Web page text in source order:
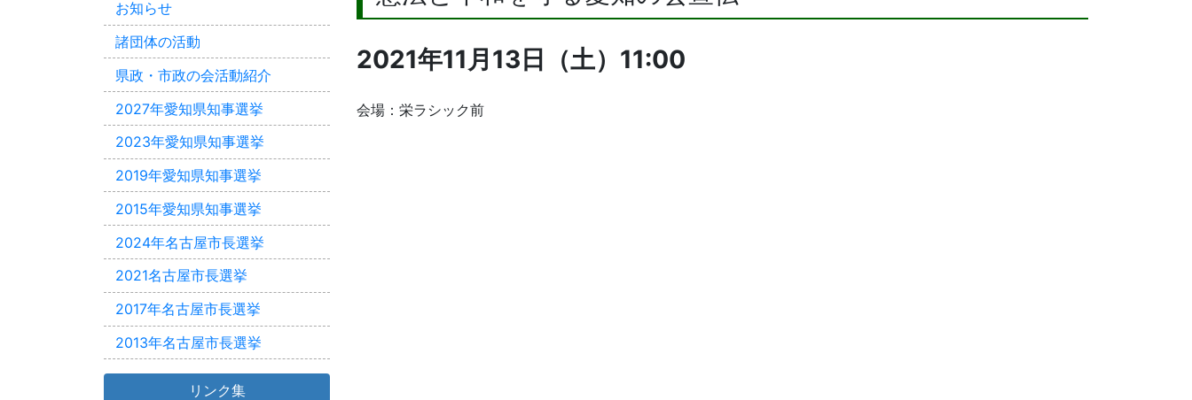
2021年11月13日（土） 11:00
会場：栄ラシック前
お知らせ
諸団体の活動
県政・市政の会活動紹介
2027年愛知県知事選挙
2023年愛知県知事選挙
2019年愛知県知事選挙
2015年愛知県知事選挙
2024年名古屋市長選挙
2021名古屋市長選挙
2017年名古屋市長選挙
2013年名古屋市長選挙
リンク集